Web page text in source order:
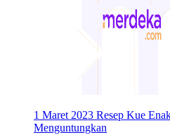
1 Maret 2023 Resep Kue
Menguntungkan